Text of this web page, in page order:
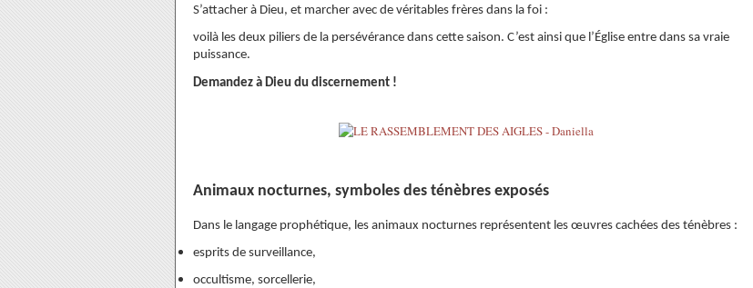
S’attacher à Dieu, et marcher avec de véritables frères dans la foi :
voilà les deux piliers de la persévérance dans cette saison. C’est ainsi que l’Église entre dans sa vraie
puissance.
Demandez à Dieu du discernement !
Animaux nocturnes, symboles des ténèbres exposés
Dans le langage prophétique, les animaux nocturnes représentent les œuvres cachées des ténèbres :
esprits de surveillance,
occultisme, sorcellerie,